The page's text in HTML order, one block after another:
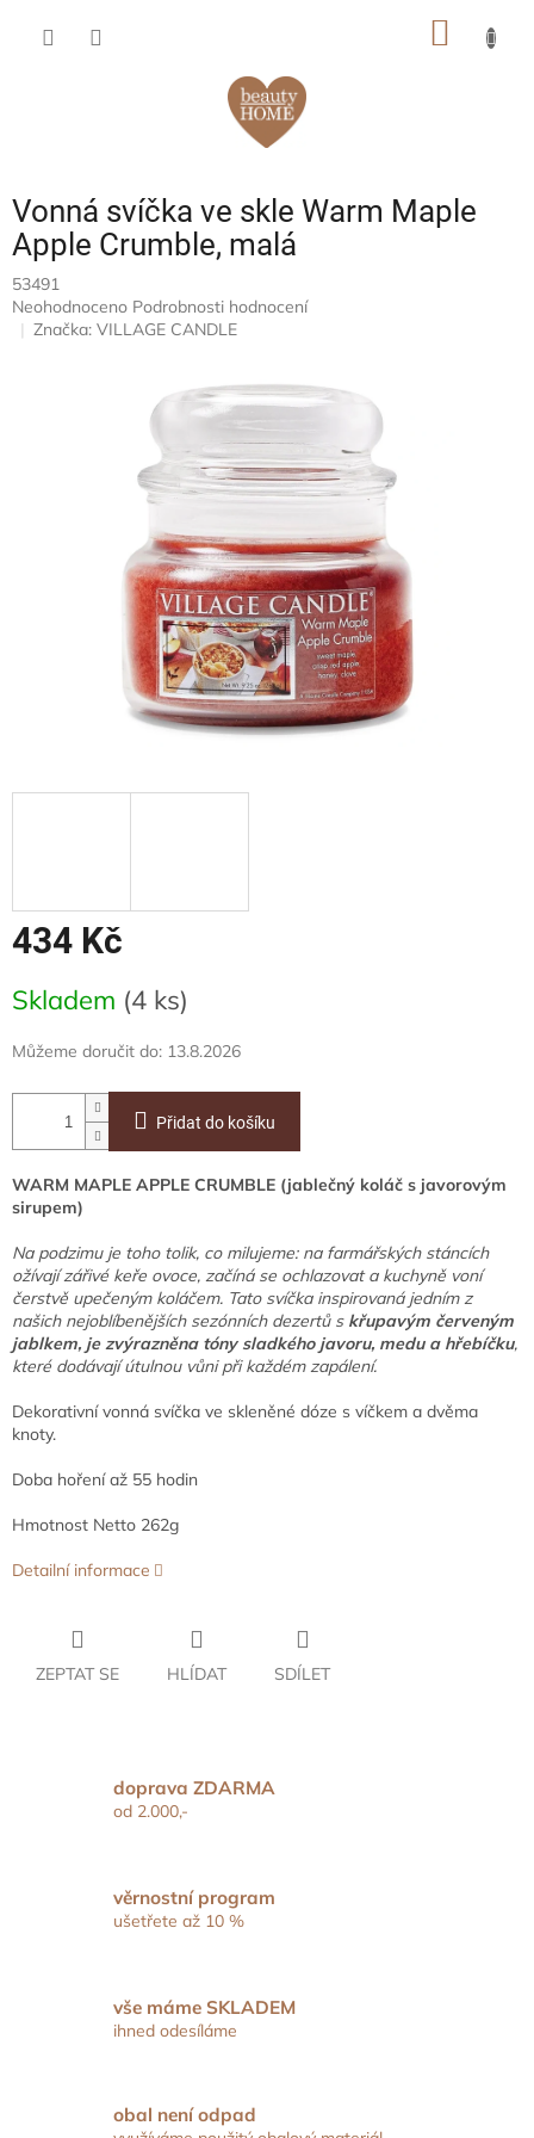
Vonná svíčka ve skle Warm Maple
Apple Crumble, malá
53491
Průměrné
hodnocení
Neohodnoceno Podrobnosti hodnocení
Značka: VILLAGE CANDLE
434 Kč
cena:
Skladem (4 ks)
Můžeme doručit do: 13.8.2026
Přidat do košíku
WARM MAPLE APPLE CRUMBLE (jablečný koláč s javorovým
sirupem)
Na podzimu je toho tolik, co milujeme: na farmářských stáncích
ožívají zářivé keře ovoce, začíná se ochlazovat a kuchyně voní
čerstvě upečeným koláčem. Tato svíčka inspirovaná jedním z
našich nejoblíbenějších sezónních dezertů s křupavým červeným
jablkem, je zvýrazněna tóny sladkého javoru, medu a hřebíčku,
které dodávají útulnou vůni při každém zapálení.
Dekorativní vonná svíčka ve skleněné dóze s víčkem a dvěma
knoty.
Doba hoření až 55 hodin
Hmotnost Netto 262g
Detailní informace
ZEPTAT SE HLÍDAT SDÍLET
doprava ZDARMA
od 2.000,-
věrnostní program
ušetřete až 10 %
vše máme SKLADEM
ihned odesíláme
obal není odpad